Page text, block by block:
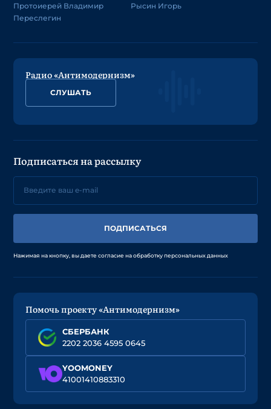
Протоиерей Владимир
Переслегин
Рысин Игорь
Радио «Антимодернизм»
СЛУШАТЬ
Подписаться на рассылку
ПОДПИСАТЬСЯ
Нажимая на кнопку, вы даете согласие на обработку персональных данных
Помочь проекту «Антимодернизм»
СБЕРБАНК
2202 2036 4595 0645
YOOMONEY
41001410883310